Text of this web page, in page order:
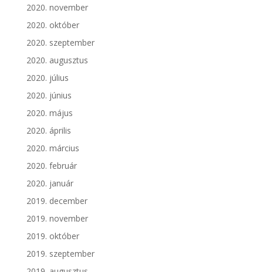
2020. november
2020. október
2020. szeptember
2020. augusztus
2020. július
2020. június
2020. május
2020. április
2020. március
2020. február
2020. január
2019. december
2019. november
2019. október
2019. szeptember